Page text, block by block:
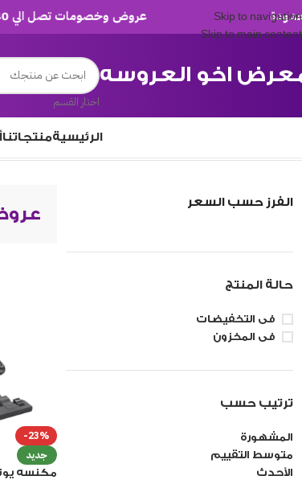
Skip to navigation
Skip to main content
عروض وخصومات تصل الي 40% لفترة محدودة
اخو العروسه
اختار القسم
الرئيسيةمنتجاتنا
الفرز حسب السعر
حالة المنتج
فى التخفيضات
فى المخزون
ترتيب حسب
المشهورة
متوسط ​​التقييم
الأحدث
-23%
جديد